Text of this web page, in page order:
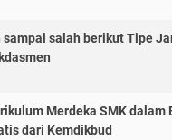
sampai salah berikut Tipe
Merdeka SMK dalam
dari Kemdikbud